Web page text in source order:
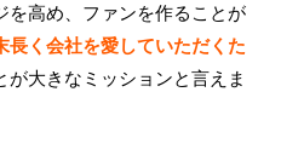
を高め、ファンを作ることが
長く会社を愛していただくた
が大きなミッションと言えま